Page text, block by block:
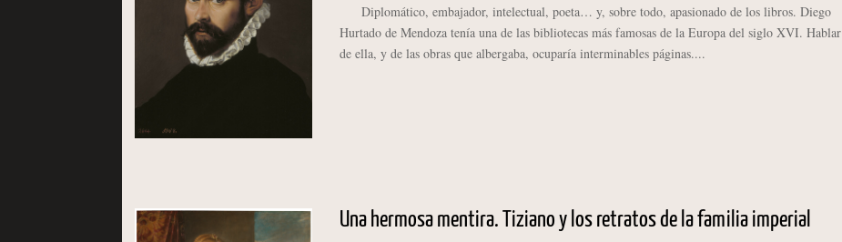
Diplomático, embajador, intelectual, poeta… y, sobre todo, apasionado de los libros. Diego
Hurtado de Mendoza tenía una de las bibliotecas más famosas de la Europa del siglo XVI. Hablar
de ella, y de las obras que albergaba, ocuparía interminables páginas....
Una hermosa mentira. Tiziano y los retratos de la familia imperial